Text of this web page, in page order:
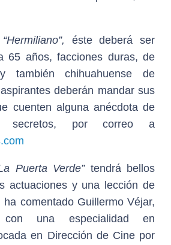
“Hermiliano”, éste deberá ser
65 años, facciones duras, de
también chihuahuense de
deberán mandar sus
cuenten alguna anécdota de
por correo a
Puerta Verde”tendrá bellos
actuaciones y una lección de
comentado Guillermo Véjar,
una especialidad en
en Dirección de Cine por